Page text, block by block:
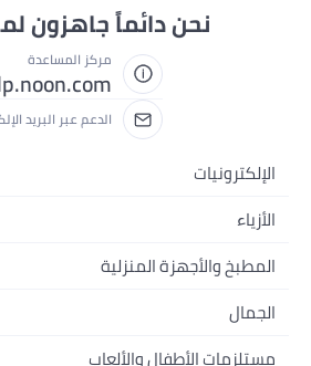
نحن دائماً جاهزون
مركز المساعدة
الدعم عبر البريد
الإلكترونيات
الجوالات
اللابتوبات
الأجهزة المنزلية
الأزياء
أزياء نسائية
أزياء البنات
أزياء الأولاد
المطبخ والأجهزة المنزلية
الحمام
الجمال
العطور
مستلزمات الأطفال والألعاب